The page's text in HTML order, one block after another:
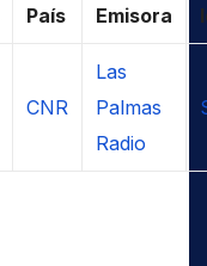
País Emisora
CNR
Las
Palmas
Radio